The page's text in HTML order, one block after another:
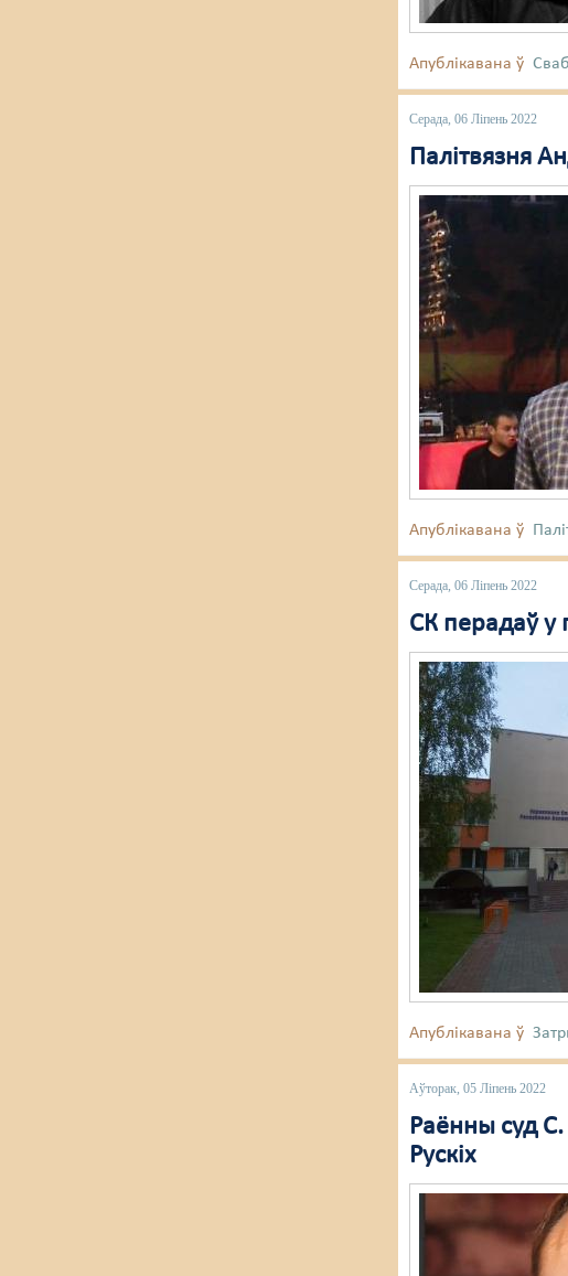
Апублікавана ў
Серада, 06 Ліпень 2022
Палітвязня
Апублікавана ў
Серада, 06 Ліпень 2022
СК перадаў у
Апублікавана ў
Аўторак, 05 Ліпень 2022
Раённы суд
Рускіх